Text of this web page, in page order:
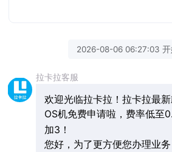
2026-08-06 06:27:03 开
拉卡拉客服
欢迎光临拉卡拉！拉卡拉最
OS机免费申请啦，费率低至
加3！
您好，为了更方便您办理业